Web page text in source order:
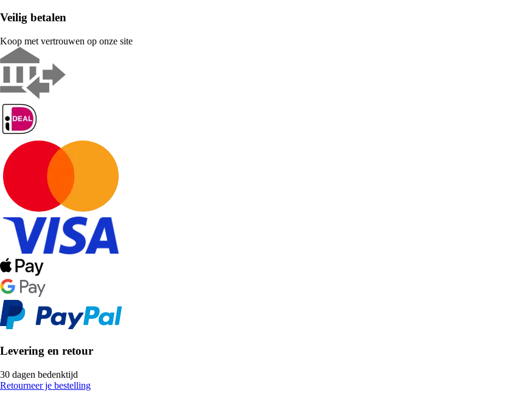
Veilig betalen
Koop met vertrouwen op onze site
Levering en retour
30 dagen bedenktijd
Retourneer je bestelling